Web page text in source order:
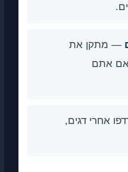
— מתקן את
אם אתם
אחרי דגים,